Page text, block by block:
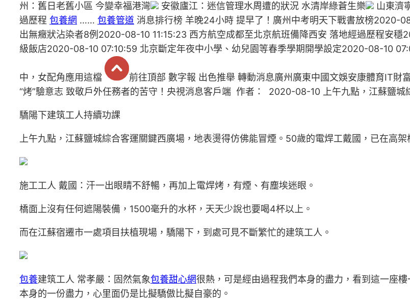
州：舊日老舊小區 今變幸福港灣
安徽廬江：迷信管理水周遭的狀況 水清岸綠蒼生樂 山東濟
過歷程 包養網 …… 包養管道 消息排行榜 羊晚24小時 提早了！廣州中考明天下戰書放榜2020-
出無癥狀沾染者8例2020-08-10 11:15:23 西方航空成都至北京航班備降西安 落地經過歷程安穩
級飯店2020-08-10 07:10:59 北京斷定年夜中小學、幼兒園等春季學期開學設定2020-08-10
中，女配角應用這檔 前往頂部 數字報 出色推舉 轉動消息廣州廣東中國文娛安康體育IT財
“烤”驗意志 致敬戶外任務者的苦守！央視消息客戶端 作者： 2020-08-10 上午九點，江蘇鹽
驕陽下建筑工人持續功課
上午九點，江蘇鹽城綜合客運關鍵西廣場，地表燙得仿佛能冒煙。50歲的電焊工戴國，已在高架
施工工人 戴國：汗一出眼睛不舒暢，再加上電焊烤，有煙、有塵埃迷眼。
橋面上沒有任何遮陽裝備，1500毫升的水杯，天天少說也要喝4杯以上。
而在江蘇宿遷市一處項目扶植現場，驕陽下，到處可見不斷繁忙的建筑工人。
包養建筑工人 常孝嚴：固然氣象包養甜心網很熱，可是經由過程我們本身的盡力，看到這一座
本身的一份盡力，心里面仍是比擬驕傲比擬自豪的。